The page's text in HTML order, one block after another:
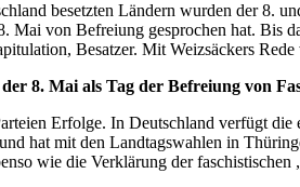
besetzten Ländern wurden der 8.
Mai von Befreiung gesprochen hat.
Besatzer. Mit Weizsäckers
8. Mai als Tag der Befreiung von
Erfolge. In Deutschland verfügt
hat mit den Landtagswahlen in
wie die Verklärung der